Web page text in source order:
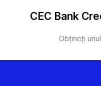
CEC Bank
Obțineți